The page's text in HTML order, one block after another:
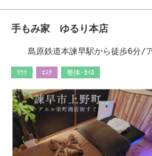
手もみ家 ゆるり本店
島原鉄道本諫早駅から徒歩6分/
ﾘﾗｸ ｴｽﾃ 整体･ｶｲﾛ